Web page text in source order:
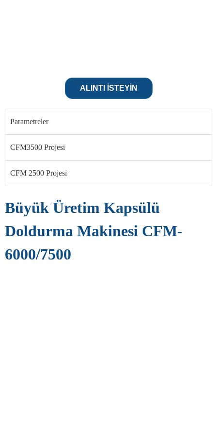
ALINTI ISTEYIN
Parametreler
CFM3500 Projesi
CFM 2500 Projesi
Büyük Üretim Kapsülü
Doldurma Makinesi CFM-
6000/7500